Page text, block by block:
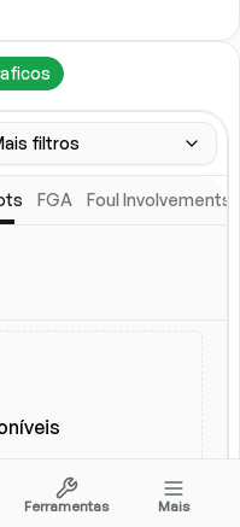
filtros
FGA Foul Involvements
Ferramentas Mais